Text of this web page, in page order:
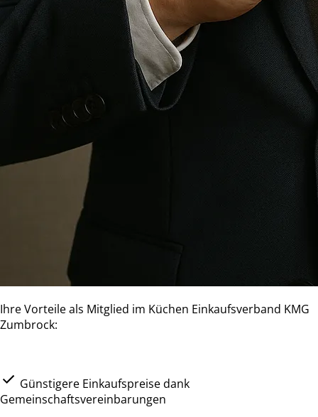
Ihre Vorteile als Mitglied im Küchen Einkaufsverband KMG
Zumbrock:
Günstigere Einkaufspreise dank
Gemeinschaftsvereinbarungen